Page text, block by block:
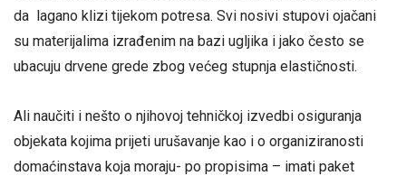
da lagano klizi tijekom potresa. Svi nosivi stupovi ojačani
su materijalima izrađenim na bazi ugljika i jako često se
ubacuju drvene grede zbog većeg stupnja elastičnosti.
Ali naučiti i nešto o njihovoj tehničkoj izvedbi osiguranja
objekata kojima prijeti urušavanje kao i o organiziranosti
domaćinstava koja moraju- po propisima – imati paket